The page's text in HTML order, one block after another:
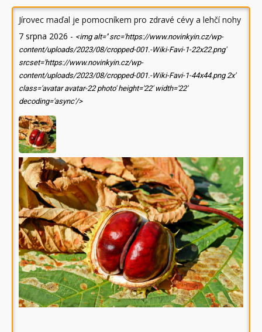
Jírovec maďal je pomocníkem pro zdravé cévy a lehčí nohy
7 srpna 2026 - <img alt='' src='https://www.novinkyin.cz/wp-
content/uploads/2023/08/cropped-001.-Wiki-Favi-1-22x22.png'
srcset='https://www.novinkyin.cz/wp-
content/uploads/2023/08/cropped-001.-Wiki-Favi-1-44x44.png 2x'
class='avatar avatar-22 photo' height='22' width='22'
decoding='async'/>